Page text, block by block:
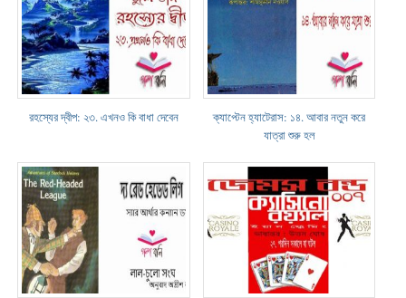
রহস্যের দ্বীপ: ২৩. এখনও কি বাধা দেবেন
ক্যাপ্টেন হ্যাটেরাস: ১৪. আবার নতুন করে
যাত্রা শুরু হল